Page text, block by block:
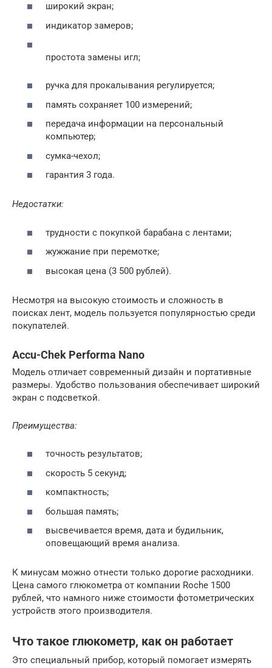
широкий экран;
индикатор замеров;
простота замены игл;
ручка для прокалывания регулируется;
память сохраняет 100 измерений;
передача информации на персональный
компьютер;
сумка-чехол;
гарантия 3 года.
Недостатки:
трудности с покупкой барабана с лентами;
жужжание при перемотке;
высокая цена (3 500 рублей).
Несмотря на высокую стоимость и сложность в
поисках лент, модель пользуется популярностью среди
покупателей.
Accu-Chek Performa Nano
Модель отличает современный дизайн и портативные
размеры. Удобство пользования обеспечивает широкий
экран с подсветкой.
Преимущества:
точность результатов;
скорость 5 секунд;
компактность;
большая память;
высвечивается время, дата и будильник,
оповещающий время анализа.
К минусам можно отнести только дорогие расходники.
Цена самого глюкометра от компании Roche 1500
рублей, что намного ниже стоимости фотометрических
устройств этого производителя.
Что такое глюкометр, как он работает
Это специальный прибор, который помогает измерять